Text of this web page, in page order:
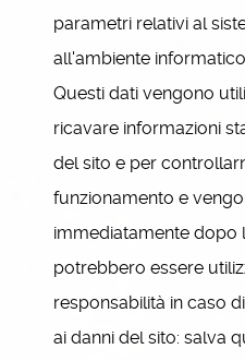
parametri relativi al
all'ambiente
Questi dati vengono
ricavare informazioni
del sito e per
funzionamento e
immediatamente dopo
potrebbero essere
responsabilità in caso
ai danni del sito: salva